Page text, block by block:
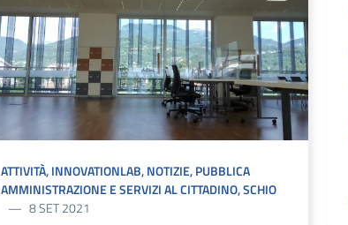
ATTIVITÀ,INNOVATIONLAB,NOTIZIE,PUBBLICA
AMMINISTRAZIONE E SERVIZI AL CITTADINO,SCHIO
8 SET 2021